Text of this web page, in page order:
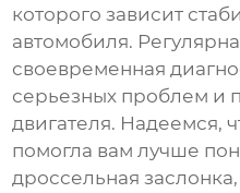
которого зависит
автомобиля.
своевременная
серьезных проблем и
двигателя. Надеемся,
помогла вам лучше
дроссельная заслонка